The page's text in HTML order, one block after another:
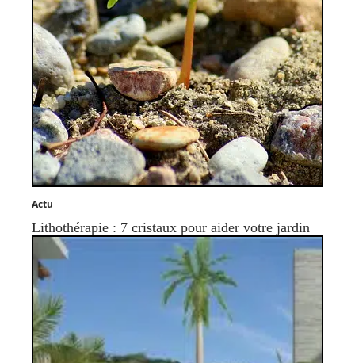
Actu
Lithothérapie : 7 cristaux pour aider votre jardin